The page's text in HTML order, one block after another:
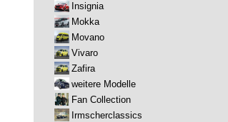
Insignia
Mokka
Movano
Vivaro
Zafira
weitere Modelle
Fan Collection
Irmscherclassics